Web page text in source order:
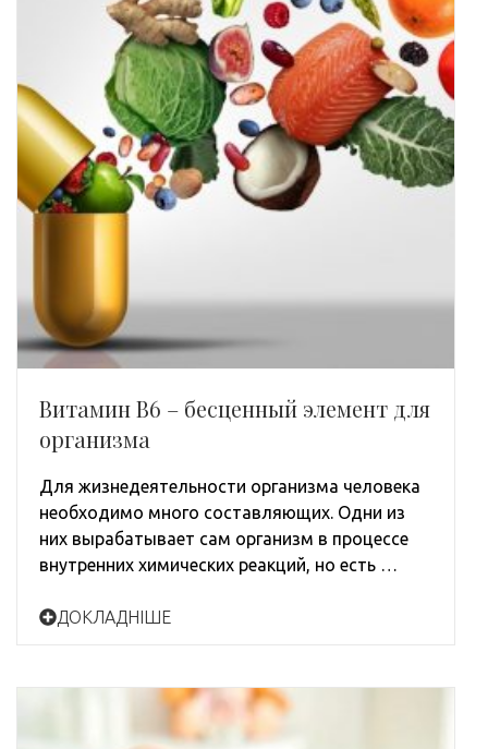
Витамин В6 – бесценный элемент для
организма
Для жизнедеятельности организма человека
необходимо много составляющих. Одни из
них вырабатывает сам организм в процессе
внутренних химических реакций, но есть …
ДОКЛАДНІШЕ